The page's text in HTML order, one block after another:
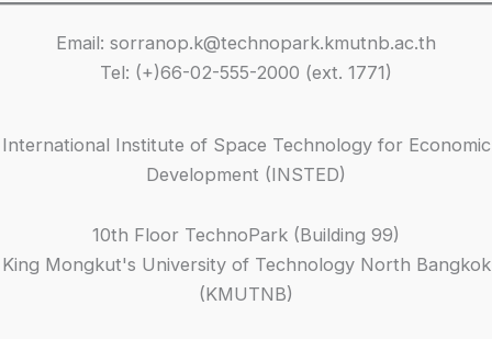
Email: sorranop.k@technopark.kmutnb.ac.th
Tel: (+)66-02-555-2000 (ext. 1771)
International Institute of Space Technology for Economic
Development (INSTED)
10th Floor TechnoPark (Building 99)
King Mongkut's University of Technology North Bangkok
(KMUTNB)